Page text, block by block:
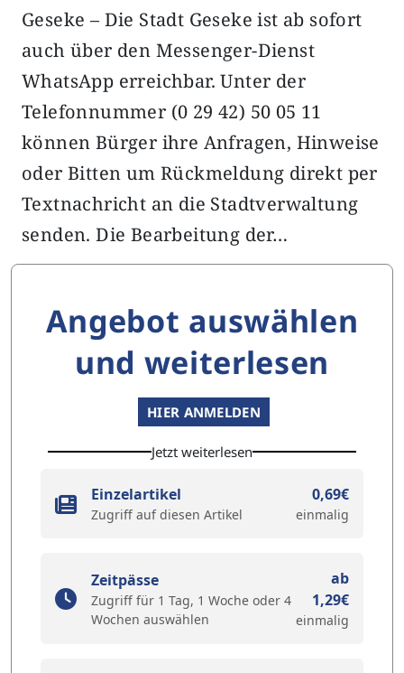
Geseke – Die Stadt Geseke ist ab sofort
auch über den Messenger-Dienst
WhatsApp erreichbar. Unter der
Telefonnummer (0 29 42) 50 05 11
können Bürger ihre Anfragen, Hinweise
oder Bitten um Rückmeldung direkt per
Textnachricht an die Stadtverwaltung
senden. Die Bearbeitung der…
Angebot auswählen
und weiterlesen
HIER ANMELDEN
Jetzt weiterlesen
Einzelartikel
Zugriff auf diesen Artikel
0,69€
einmalig
Zeitpässe
Zugriff für 1 Tag, 1 Woche oder 4
Wochen auswählen
ab
1,29€
einmalig